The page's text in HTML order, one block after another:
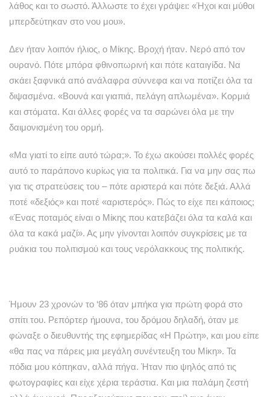
λάθος και το σωστό. Άλλωστε το έχει γράψει: «Ήχοι και μύθοι
μπερδεύτηκαν στο νου μου».
Δεν ήταν λοιπόν ήλιος, ο Μίκης. Βροχή ήταν. Νερό από τον
ουρανό. Πότε μπόρα φθινοπωρινή και πότε καταιγίδα. Να
σκάει ξαφνικά από ανάλαφρα σύννεφα και να ποτίζει όλα τα
διψασμένα. «Βουνά και γιαπιά, πελάγη απλωμένα». Κορμιά
και στόματα. Και άλλες φορές να τα σαρώνει όλα με την
δαιμονισμένη του ορμή.
«Μα γιατί το είπε αυτό τώρα;». Το έχω ακούσει πολλές φορές
αυτό το παράπονο κυρίως για τα πολιτικά. Για να μην σας πω
για τις στρατεύσεις του – πότε αριστερά και πότε δεξιά. Αλλά
ποτέ «δεξιός» και ποτέ «αριστερός». Πώς το είχε πει κάποιος;
«Ένας ποταμός είναι ο Μίκης που κατεβάζει όλα τα καλά και
όλα τα κακά μαζί». Ας μην γίνονται λοιπόν συγκρίσεις με τα
ρυάκια του πολιτισμού και τους νερόλακκους της πολιτικής.
Ήμουν 23 χρονών το ‘86 όταν μπήκα για πρώτη φορά στο
σπίτι του. Ρεπόρτερ ήμουνα, του δρόμου δηλαδή, όταν με
φώναξε ο διευθυντής της εφημερίδας «Η Πρώτη», και μου είπε
«θα πας να πάρεις μια μεγάλη συνέντευξη του Μίκη». Τα
πόδια μου κόπηκαν, αλλά πήγα. Ήταν πιο ψηλός από τις
φωτογραφίες και είχε χέρια τεράστια. Και μια παλάμη ζεστή